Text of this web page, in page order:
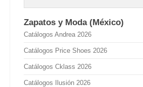
Zapatos y Moda (México)
Catálogos Andrea 2026
Catálogos Price Shoes 2026
Catálogos Cklass 2026
Catálogos Ilusión 2026